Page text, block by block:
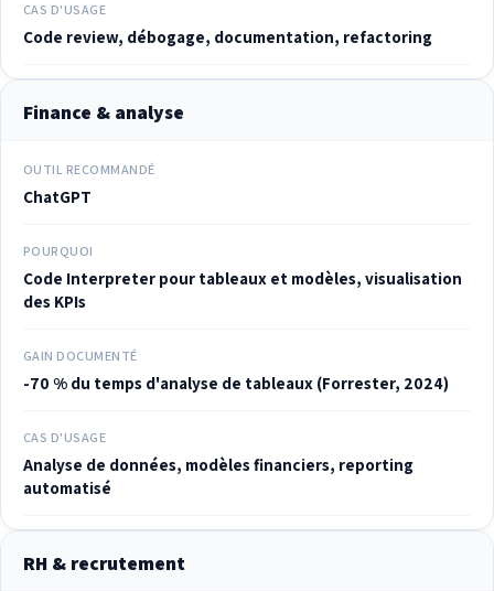
CAS D'USAGE
Code review, débogage, documentation, refactoring
Finance & analyse
OUTIL RECOMMANDÉ
ChatGPT
POURQUOI
Code Interpreter pour tableaux et modèles, visualisation
des KPIs
GAIN DOCUMENTÉ
-70 % du temps d'analyse de tableaux (Forrester, 2024)
CAS D'USAGE
Analyse de données, modèles financiers, reporting
automatisé
RH & recrutement